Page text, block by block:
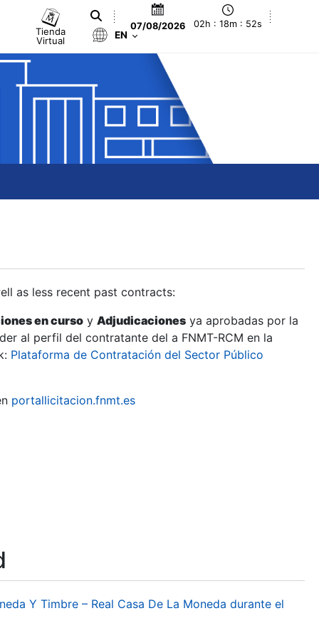
Tienda
Virtual
07/08/2026 02h : 18m : 53s
EN
as less recent past contracts:
en curso y Adjudicaciones ya aprobadas por la
al perfil del contratante del a FNMT-RCM en la
Plataforma de Contratación del Sector Público
portallicitacion.fnmt.es
Y Timbre – Real Casa De La Moneda durante el